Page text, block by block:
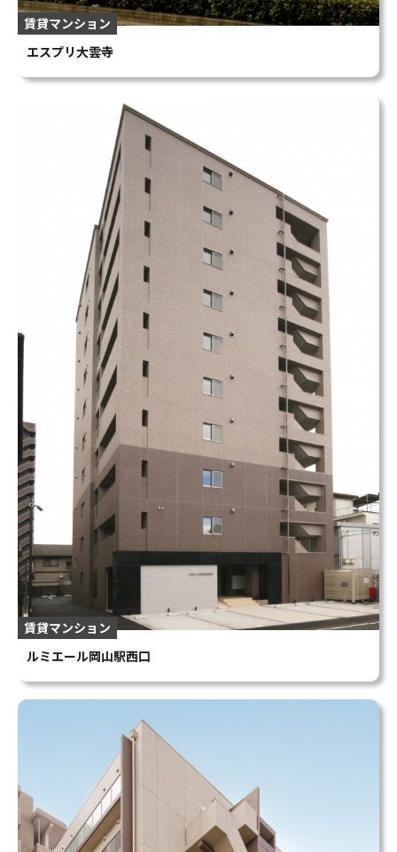
賃貸マンション
エスプリ大雲寺
賃貸マンション
ルミエール岡山駅西口